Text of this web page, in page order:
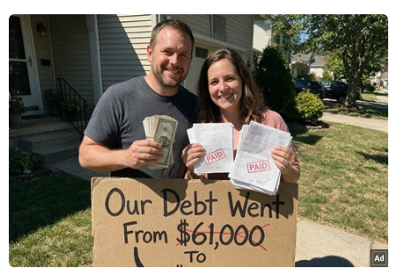
Theo dõi VietnamPlus
TIN CÙNG CHUYÊN MỤC
Meta bồi thường gần 600 triệu USD